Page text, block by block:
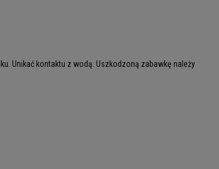
Unikać kontaktu z wodą. Uszkodzoną zabawkę należy